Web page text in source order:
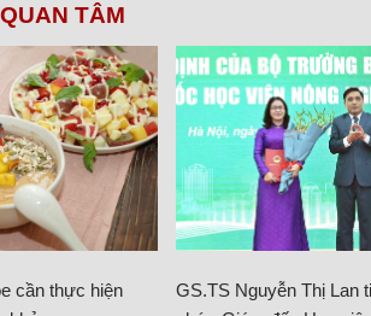
TÂM
cần thực hiện
GS.TS Nguyễn Thị Lan